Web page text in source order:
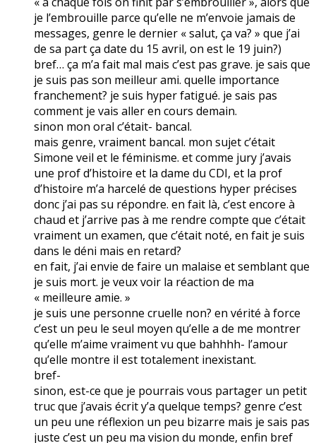
je l’embrouille parce qu’elle ne m’envoie jamais de
messages, genre le dernier « salut, ça va? » que j’ai
de sa part ça date du 15 avril, on est le 19 juin?)
bref… ça m’a fait mal mais c’est pas grave. je sais que
je suis pas son meilleur ami. quelle importance
franchement? je suis hyper fatigué. je sais pas
comment je vais aller en cours demain.
sinon mon oral c’était- bancal.
mais genre, vraiment bancal. mon sujet c’était
Simone veil et le féminisme. et comme jury j’avais
une prof d’histoire et la dame du CDI, et la prof
d’histoire m’a harcelé de questions hyper précises
donc j’ai pas su répondre. en fait là, c’est encore à
chaud et j’arrive pas à me rendre compte que c’était
vraiment un examen, que c’était noté, en fait je suis
dans le déni mais en retard?
en fait, j’ai envie de faire un malaise et semblant que
je suis mort. je veux voir la réaction de ma
« meilleure amie. »
je suis une personne cruelle non? en vérité à force
c’est un peu le seul moyen qu’elle a de me montrer
qu’elle m’aime vraiment vu que bahhhh- l’amour
qu’elle montre il est totalement inexistant.
bref-
sinon, est-ce que je pourrais vous partager un petit
truc que j’avais écrit y’a quelque temps? genre c’est
un peu une réflexion un peu bizarre mais je sais pas
juste c’est un peu ma vision du monde, enfin bref